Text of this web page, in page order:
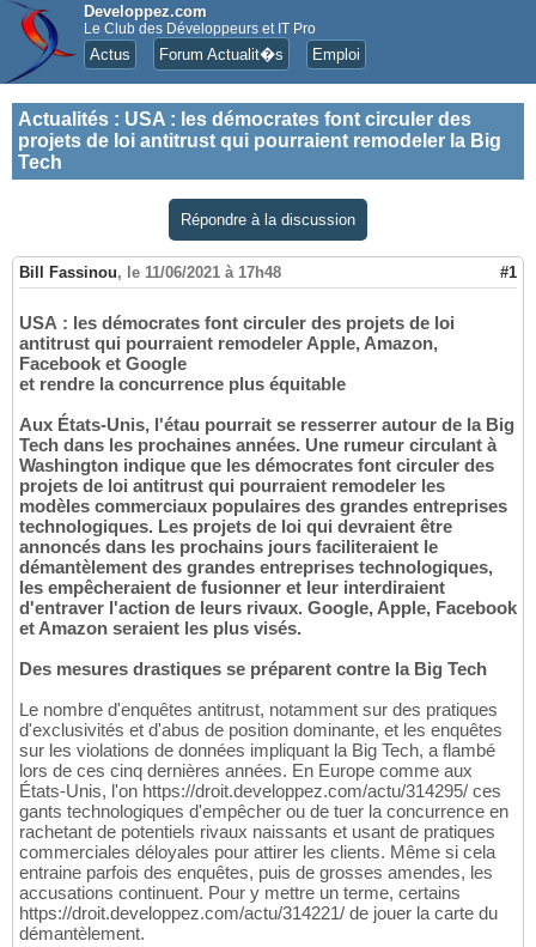
Developpez.com
Le Club des Développeurs et IT Pro
Actus Forum Actualit�s Emploi
Actualités : USA : les démocrates font circuler des
projets de loi antitrust qui pourraient remodeler la Big
Tech
Répondre à la discussion
Bill Fassinou, le 11/06/2021 à 17h48 #1
USA : les démocrates font circuler des projets de loi
antitrust qui pourraient remodeler Apple, Amazon,
Facebook et Google
et rendre la concurrence plus équitable
Aux États-Unis, l'étau pourrait se resserrer autour de la Big
Tech dans les prochaines années. Une rumeur circulant à
Washington indique que les démocrates font circuler des
projets de loi antitrust qui pourraient remodeler les
modèles commerciaux populaires des grandes entreprises
technologiques. Les projets de loi qui devraient être
annoncés dans les prochains jours faciliteraient le
démantèlement des grandes entreprises technologiques,
les empêcheraient de fusionner et leur interdiraient
d'entraver l'action de leurs rivaux. Google, Apple, Facebook
et Amazon seraient les plus visés.
Des mesures drastiques se préparent contre la Big Tech
Le nombre d'enquêtes antitrust, notamment sur des pratiques
d'exclusivités et d'abus de position dominante, et les enquêtes
sur les violations de données impliquant la Big Tech, a flambé
lors de ces cinq dernières années. En Europe comme aux
États-Unis, l'on https://droit.developpez.com/actu/314295/ ces
gants technologiques d'empêcher ou de tuer la concurrence en
rachetant de potentiels rivaux naissants et usant de pratiques
commerciales déloyales pour attirer les clients. Même si cela
entraine parfois des enquêtes, puis de grosses amendes, les
accusations continuent. Pour y mettre un terme, certains
https://droit.developpez.com/actu/314221/ de jouer la carte du
démantèlement.